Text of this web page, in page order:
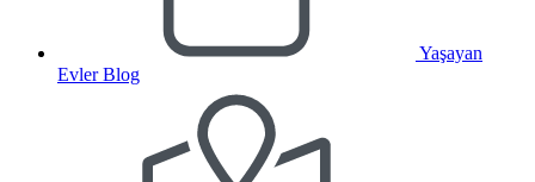
Yaşayan
Evler Blog